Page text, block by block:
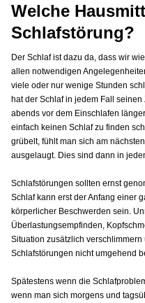
Welche
Schlafstörung?
Der Schlaf ist dazu da, dass wir
allen notwendigen
viele oder nur wenige Stunden
hat der Schlaf in jedem Fall
abends vor dem Einschlafen
einfach keinen Schlaf zu finden
grübelt, fühlt man sich am
ausgelaugt. Dies sind dann in
Schlafstörungen sollten ernst
Schlaf kann erst der Anfang einer
körperlicher Beschwerden sein.
Überlastungsempfinden,
Situation zusätzlich
Schlafstörungen nicht umgehend
Spätestens wenn die
wenn man sich morgens und